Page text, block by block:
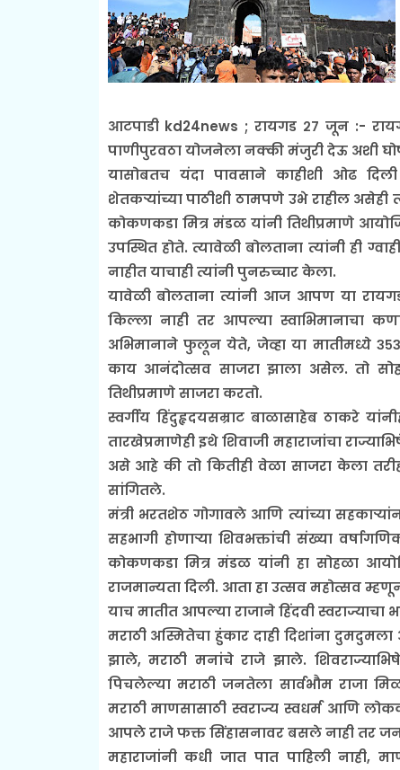
आटपाडी kd24news ; रायगड २७ जून :-
पाणीपुरवठा योजनेला नक्की मंजुरी देऊ अशी
यासोबतच यंदा पावसाने काहीशी ओढ
शेतकऱ्यांच्या पाठीशी ठामपणे उभे राहील
कोकणकडा मित्र मंडळ यांनी तिथीप्रमाणे
उपस्थित होते. त्यावेळी बोलताना त्यांनी ही
नाहीत याचाही त्यांनी पुनरुच्चार केला.
यावेळी बोलताना त्यांनी आज आपण या
किल्ला नाही तर आपल्या स्वाभिमानाचा
अभिमानाने फुलून येते, जेव्हा या मातीमध्ये ३५३
काय आनंदोत्सव साजरा झाला असेल. तो
तिथीप्रमाणे साजरा करतो.
स्वर्गीय हिंदुहृदयसम्राट बाळासाहेब ठाकरे
तारखेप्रमाणेही इथे शिवाजी महाराजांचा
असे आहे की तो कितीही वेळा साजरा केला
सांगितले.
मंत्री भरतशेठ गोगावले आणि त्यांच्या
सहभागी होणाऱ्या शिवभक्तांची संख्या
कोकणकडा मित्र मंडळ यांनी हा सोहळा
राजमान्यता दिली. आता हा उत्सव महोत्सव
याच मातीत आपल्या राजाने हिंदवी
मराठी अस्मितेचा हुंकार दाही दिशांना दुमदुमला
झाले, मराठी मनांचे राजे झाले.
पिचलेल्या मराठी जनतेला सार्वभौम राजा
मराठी माणसासाठी स्वराज्य स्वधर्म आणि
आपले राजे फक्त सिंहासनावर बसले नाही तर
महाराजांनी कधी जात पात पाहिली नाही,